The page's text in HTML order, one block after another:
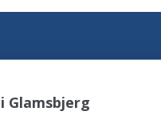
Glamsbjerg